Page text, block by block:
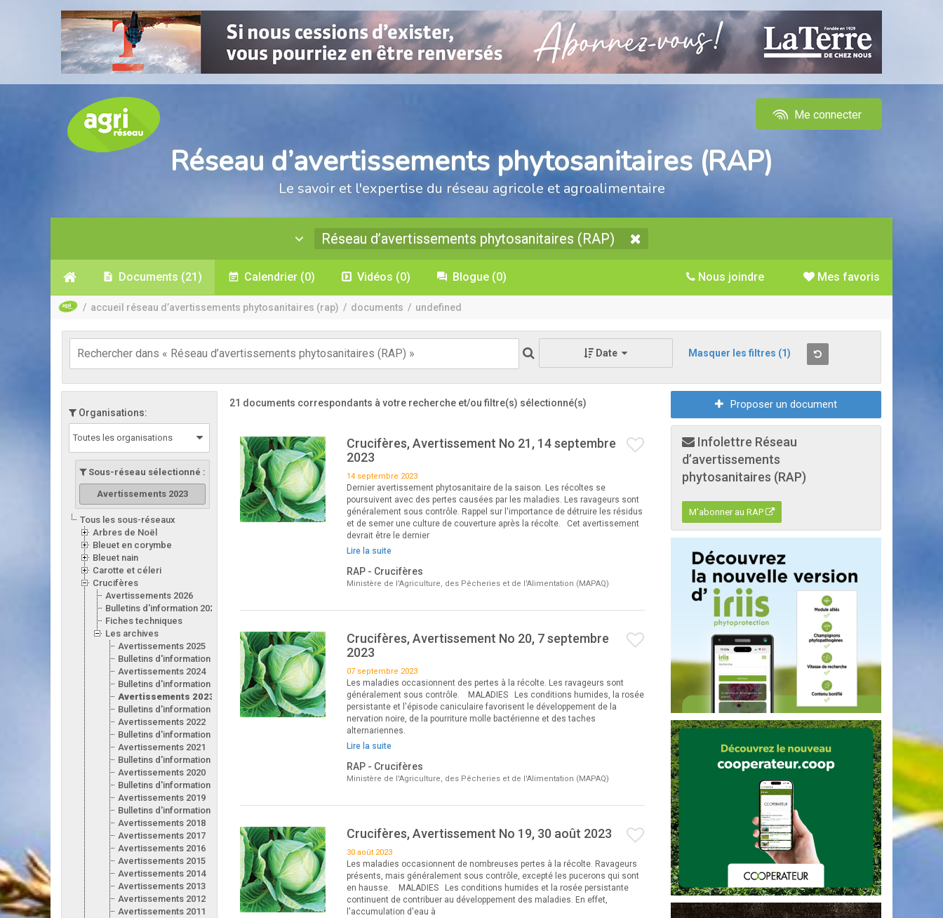
Me connecter
Réseau d’avertissements phytosanitaires (RAP)
Le savoir et l'expertise du réseau agricole et agroalimentaire
Réseau d’avertissements phytosanitaires (RAP)
Documents (21) Calendrier (0) Vidéos (0) Blogue (0) Mes favoris
Nous joindre
/ accueil réseau d’avertissements phytosanitaires (rap) / documents / undefined
Date Masquer les filtres (1)
Organisations:
Toutes les organisations
Sous-réseau sélectionné :
Avertissements 2023
Tous les sous-réseaux
Arbres de Noël
Bleuet en corymbe
Bleuet nain
Carotte et céleri
Crucifères
Avertissements 2026
Bulletins d'information 2026
Fiches techniques
Les archives
Avertissements 2025
Bulletins d'information 2025
Avertissements 2024
Bulletins d'information 2024
Avertissements 2023
Bulletins d'information 2023
Avertissements 2022
Bulletins d'information 2022
Avertissements 2021
Bulletins d'information 2021
Avertissements 2020
Bulletins d'information 2020
Avertissements 2019
Bulletins d'information 2019
Avertissements 2018
Avertissements 2017
Avertissements 2016
Avertissements 2015
Avertissements 2014
Avertissements 2013
Avertissements 2012
Avertissements 2011
21 documents correspondants à votre recherche et/ou filtre(s) sélectionné(s)
Crucifères, Avertissement No 21, 14 septembre
2023
14 septembre 2023
Dernier avertissement phytosanitaire de la saison. Les récoltes se
poursuivent avec des pertes causées par les maladies. Les ravageurs sont
généralement sous contrôle. Rappel sur l'importance de détruire les résidus
et de semer une culture de couverture après la récolte. Cet avertissement
devrait être le dernier
Lire la suite
RAP - Crucifères
Ministère de l'Agriculture, des Pêcheries et de l'Alimentation (MAPAQ)
Crucifères, Avertissement No 20, 7 septembre
2023
07 septembre 2023
Les maladies occasionnent des pertes à la récolte. Les ravageurs sont
généralement sous contrôle. MALADIES Les conditions humides, la rosée
persistante et l'épisode caniculaire favorisent le développement de la
nervation noire, de la pourriture molle bactérienne et des taches
alternariennes.
Lire la suite
RAP - Crucifères
Ministère de l'Agriculture, des Pêcheries et de l'Alimentation (MAPAQ)
Crucifères, Avertissement No 19, 30 août 2023
30 août 2023
Les maladies occasionnent de nombreuses pertes à la récolte. Ravageurs
présents, mais généralement sous contrôle, excepté les pucerons qui sont
en hausse. MALADIES Les conditions humides et la rosée persistante
continuent de contribuer au développement des maladies. En effet,
l'accumulation d'eau à
Proposer un document
Infolettre Réseau
d’avertissements
phytosanitaires (RAP)
M'abonner au RAP